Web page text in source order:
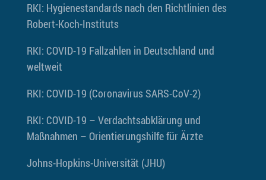
RKI: Hygienestandards nach den Richtlinien des
Robert-Koch-Instituts
RKI: COVID-19 Fallzahlen in Deutschland und
weltweit
RKI: COVID-19 (Coronavirus SARS-CoV-2)
RKI: COVID-19 – Verdachtsabklärung und
Maßnahmen – Orientierungshilfe für Ärzte
Johns-Hopkins-Universität (JHU)